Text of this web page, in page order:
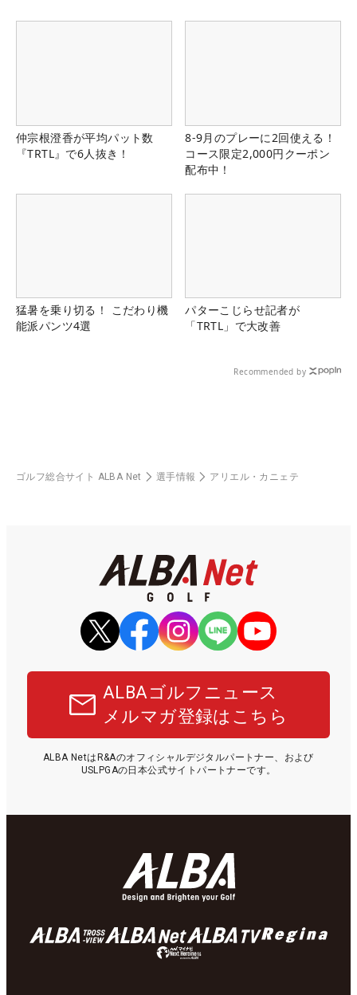
仲宗根澄香が平均パット数
『TRTL』で6人抜き！
8-9月のプレーに2回使える！
コース限定2,000円クーポン
配布中！
猛暑を乗り切る！ こだわり機
能派パンツ4選
パターこじらせ記者が
「TRTL」で大改善
Recommended by
ゴルフ総合サイト ALBA Net 選手情報 アリエル・カニェテ
ALBAゴルフニュース
メルマガ登録はこちら
ALBA NetはR&Aのオフィシャルデジタルパートナー、および
USLPGAの日本公式サイトパートナーです。